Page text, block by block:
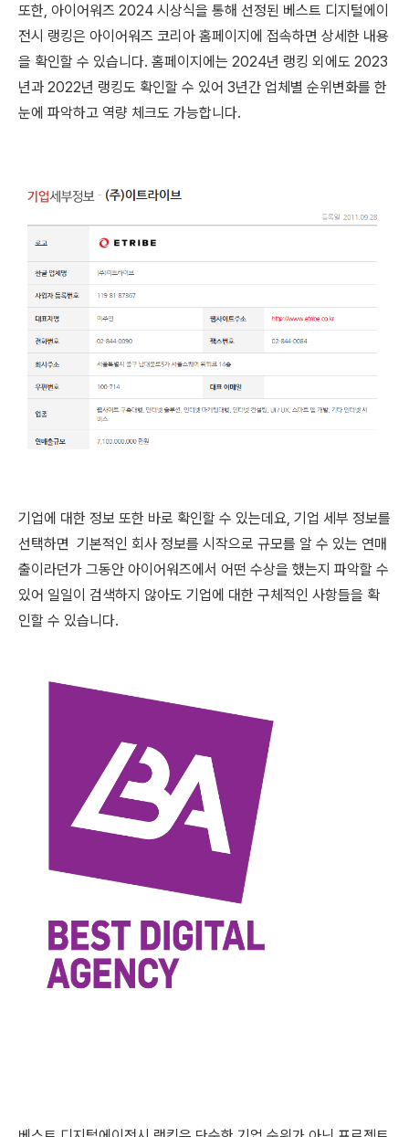
또한, 아이어워즈 2024 시상식을 통해 선정된 베스트 디지털에이
전시 랭킹은 아이어워즈 코리아 홈페이지에 접속하면 상세한 내용
을 확인할 수 있습니다. 홈페이지에는 2024년 랭킹 외에도 2023
년과 2022년 랭킹도 확인할 수 있어 3년간 업체별 순위변화를 한
눈에 파악하고 역량 체크도 가능합니다.
기업에 대한 정보 또한 바로 확인할 수 있는데요, 기업 세부 정보를
선택하면 기본적인 회사 정보를 시작으로 규모를 알 수 있는 연매
출이라던가 그동안 아이어워즈에서 어떤 수상을 했는지 파악할 수
있어 일일이 검색하지 않아도 기업에 대한 구체적인 사항들을 확
인할 수 있습니다.